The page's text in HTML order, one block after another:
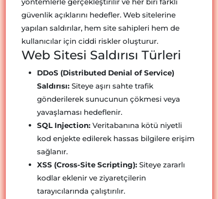
yöntemlerle gerçekleştirilir ve her biri farklı
güvenlik açıklarını hedefler. Web sitelerine
yapılan saldırılar, hem site sahipleri hem de
kullanıcılar için ciddi riskler oluşturur.
Web Sitesi Saldırısı Türleri
DDoS (Distributed Denial of Service)
Saldırısı: Siteye aşırı sahte trafik
gönderilerek sunucunun çökmesi veya
yavaşlaması hedeflenir.
SQL Injection: Veritabanına kötü niyetli
kod enjekte edilerek hassas bilgilere erişim
sağlanır.
XSS (Cross-Site Scripting): Siteye zararlı
kodlar eklenir ve ziyaretçilerin
tarayıcılarında çalıştırılır.